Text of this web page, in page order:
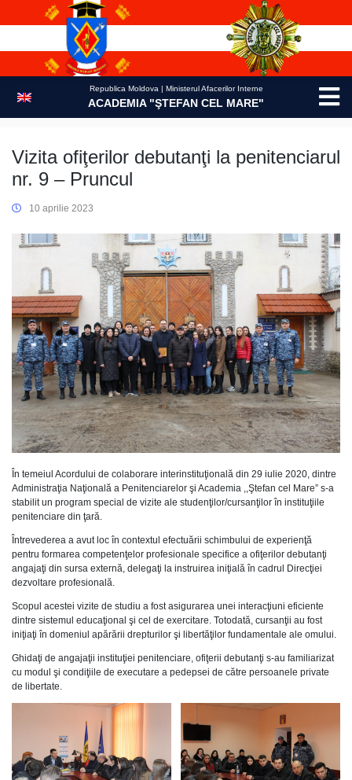
Republica Moldova | Ministerul Afacerilor Interne
ACADEMIA "ŞTEFAN CEL MARE"
Vizita ofiţerilor debutanţi la penitenciarul
nr. 9 – Pruncul
10 aprilie 2023
În temeiul Acordului de colaborare interinstituţională din 29 iulie 2020, dintre
Administraţia Naţională a Penitenciarelor şi Academia ,,Ştefan cel Mare” s-a
stabilit un program special de vizite ale studenţilor/cursanţilor în instituţiile
penitenciare din ţară.
Întrevederea a avut loc în contextul efectuării schimbului de experienţă
pentru formarea competenţelor profesionale specifice a ofiţerilor debutanţi
angajaţi din sursa externă, delegaţi la instruirea iniţială în cadrul Direcţiei
dezvoltare profesională.
Scopul acestei vizite de studiu a fost asigurarea unei interacţiuni eficiente
dintre sistemul educaţional şi cel de exercitare. Totodată, cursanţii au fost
iniţiaţi în domeniul apărării drepturilor şi libertăţilor fundamentale ale omului.
Ghidaţi de angajaţii instituţiei penitenciare, ofiţerii debutanţi s-au familiarizat
cu modul şi condiţiile de executare a pedepsei de către persoanele private
de libertate.